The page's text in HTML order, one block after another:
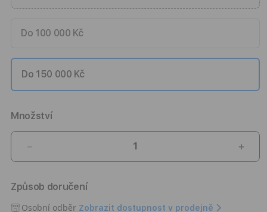
Do 100 000 Kč
Do 150 000 Kč
Množství
množství
Prodloužená
záruka
Způsob doručení
Osobní odběr Zobrazit dostupnost v prodejně